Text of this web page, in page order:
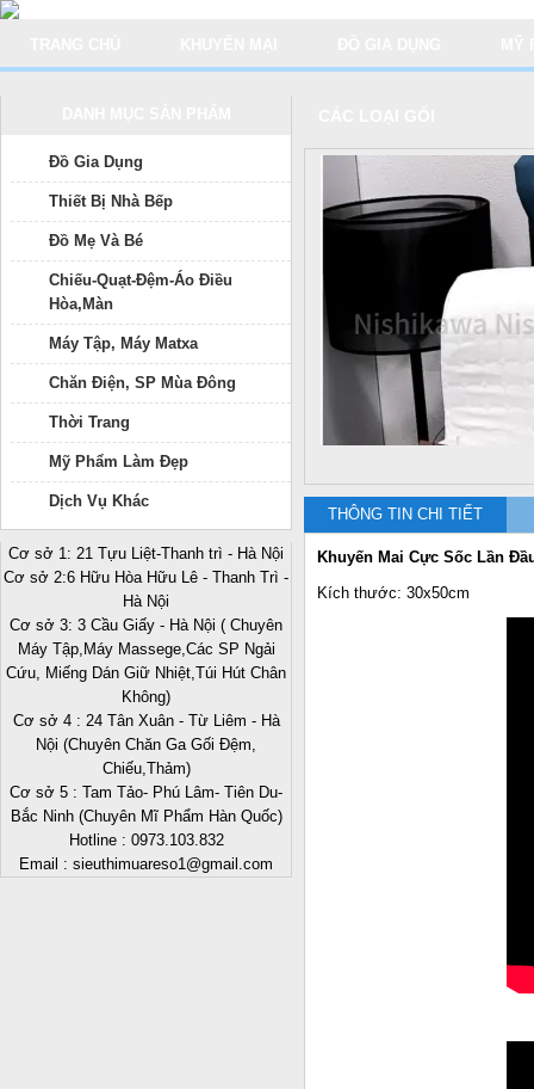
THÔNG TIN CHI TIẾT
Khuyến Mai Cực Sốc Lần
Kích thước: 30x50cm
Đồ Gia Dụng
Thiết Bị Nhà Bếp
Đồ Mẹ Và Bé
Chiếu-Quạt-Đệm-Áo Điều
Hòa,Màn
Máy Tập, Máy Matxa
Chăn Điện, SP Mùa Đông
Thời Trang
Mỹ Phẩm Làm Đẹp
Dịch Vụ Khác
Cơ sở 1: 21 Tựu Liệt-Thanh trì - Hà Nội
Cơ sở 2:6 Hữu Hòa Hữu Lê - Thanh Trì -
Hà Nội
Cơ sở 3: 3 Cầu Giấy - Hà Nội ( Chuyên
Máy Tập,Máy Massege,Các SP Ngải
Cứu, Miếng Dán Giữ Nhiệt,Túi Hút Chân
Không)
Cơ sở 4 : 24 Tân Xuân - Từ Liêm - Hà
Nội (Chuyên Chăn Ga Gối Đệm,
Chiếu,Thảm)
Cơ sở 5 : Tam Tảo- Phú Lâm- Tiên Du-
Bắc Ninh (Chuyên Mĩ Phẩm Hàn Quốc)
Hotline : 0973.103.832
Email : sieuthimuareso1@gmail.com